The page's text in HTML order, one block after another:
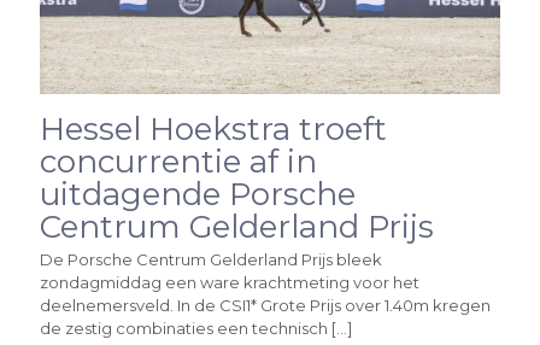
Hessel Hoekstra troeft
concurrentie af in
uitdagende Porsche
Centrum Gelderland Prijs
De Porsche Centrum Gelderland Prijs bleek
zondagmiddag een ware krachtmeting voor het
deelnemersveld. In de CSI1* Grote Prijs over 1.40m kregen
de zestig combinaties een technisch […]